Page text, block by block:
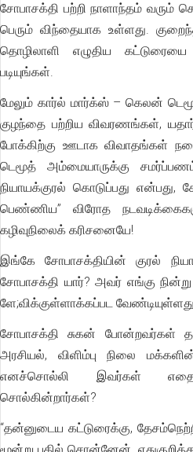
சோபாசக்தி பற்றி நாளாந்தம் வரும்
பெரும் விந்தையாக உள்ளது.
தொழிலாளி எழுதிய
படியுங்கள்.
மேலும் கார்ல் மார்க்ஸ் – கெலன்
குழந்தை பற்றிய விவரணங்கள்,
போக்கிற்கு ஊடாக விவாதங்கள்
டெமூத் அம்மையாருக்கு
நியாயக்குரல் கொடுப்பது என்பது,
பெண்ணிய” விரோத
கழிவுநிலைக் கரிசனையே!
இங்கே சோபாசக்தியின் குரல்
சோபாசக்தி யார்? அவர் எங்கு
ளே;விக்குள்ளாக்கப்பட
சோபாசக்தி சுகன் போன்றவர்கள்
அரசியல், விளிம்பு நிலை
எனச்சொல்லி இவர்கள்
சொல்கின்றார்கள்?
“தன்னுடைய கட்டுரைக்கு,